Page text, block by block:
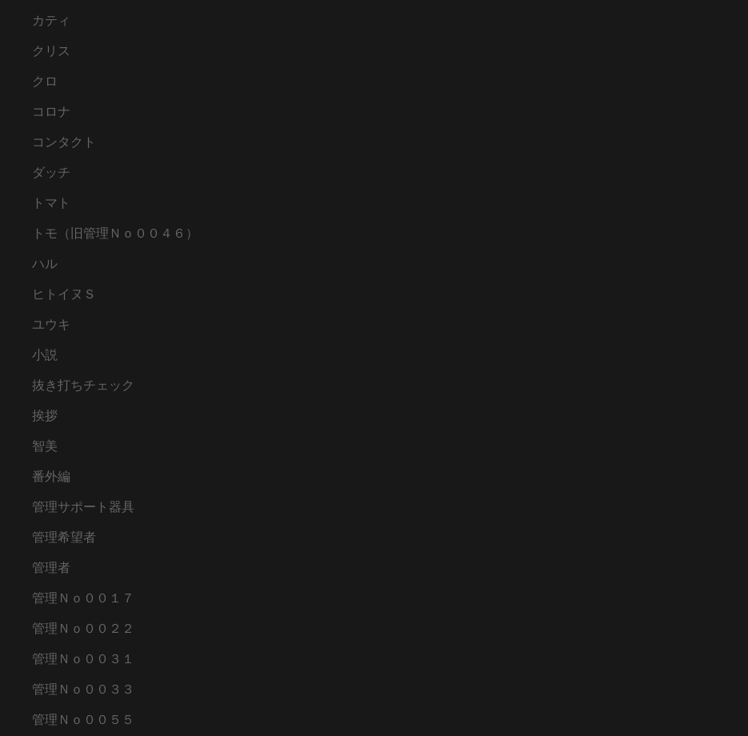
カティ
クリス
クロ
コロナ
コンタクト
ダッチ
トマト
トモ（旧管理Ｎｏ００４６）
ハル
ヒトイヌＳ
ユウキ
小説
抜き打ちチェック
挨拶
智美
番外編
管理サポート器具
管理希望者
管理者
管理Ｎｏ００１７
管理Ｎｏ００２２
管理Ｎｏ００３１
管理Ｎｏ００３３
管理Ｎｏ００５５